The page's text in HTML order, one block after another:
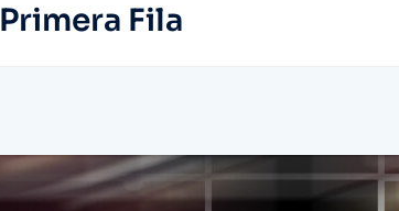
Primera Fila